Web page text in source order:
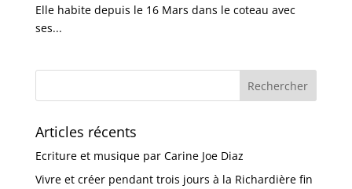
Elle habite depuis le 16 Mars dans le coteau avec
ses...
Articles récents
Ecriture et musique par Carine Joe Diaz
Vivre et créer pendant trois jours à la Richardière fin